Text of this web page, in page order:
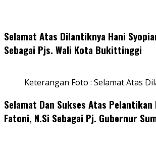
Selamat Atas Dilantiknya Hani
Sebagai Pjs. Wali Kota Bukittinggi
Keterangan Foto : Selamat Atas
Selamat Dan Sukses Atas Pelantikan
Fatoni, N.Si Sebagai Pj. Gubernur